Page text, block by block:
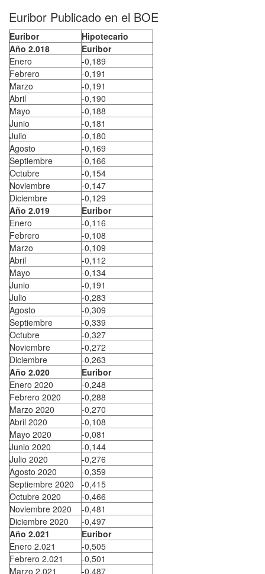
Euribor Publicado en el BOE
Euribor
Hipotecario
Año 2.018
Euribor
Enero
-0,189
Febrero
-0,191
Marzo
-0,191
Abril
-0,190
Mayo
-0,188
Junio
-0,181
Julio
-0,180
Agosto
-0,169
Septiembre
-0,166
Octubre
-0,154
Noviembre
-0,147
Diciembre
-0,129
Año 2.019
Euribor
Enero
-0,116
Febrero
-0,108
Marzo
-0,109
Abril
-0,112
Mayo
-0,134
Junio
-0,191
Julio
-0,283
Agosto
-0,309
Septiembre
-0,339
Octubre
-0,327
Noviembre
-0,272
Diciembre
-0,263
Año 2.020
Euribor
Enero 2020
-0,248
Febrero 2020
-0,288
Marzo 2020
-0,270
Abril 2020
-0,108
Mayo 2020
-0,081
Junio 2020
-0,144
Julio 2020
-0,276
Agosto 2020
-0,359
Septiembre 2020
-0,415
Octubre 2020
-0,466
Noviembre 2020
-0,481
Diciembre 2020
-0,497
Año 2.021
Euribor
Enero 2.021
-0,505
Febrero 2.021
-0,501
Marzo 2.021
-0,487